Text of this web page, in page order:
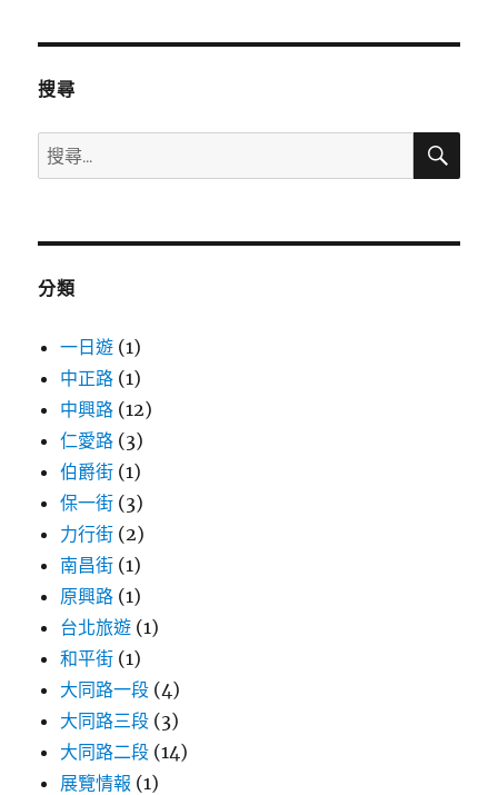
搜尋
搜
尋
鍵
搜
分類
一日遊 (1)
中正路 (1)
中興路 (12)
仁愛路 (3)
伯爵街 (1)
保一街 (3)
力行街 (2)
南昌街 (1)
原興路 (1)
台北旅遊 (1)
和平街 (1)
大同路一段 (4)
大同路三段 (3)
大同路二段 (14)
展覽情報 (1)